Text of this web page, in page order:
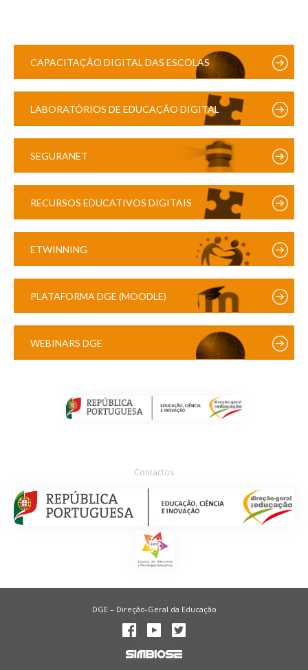
CAPACITAÇÃO DIGITAL DAS ESCOLAS
LABORATÓRIOS DE EDUCAÇÃO DIGITAL
SEGURANET
RECURSOS EDUCATIVOS DIGITAIS
ETWINNING
PLATAFORMA DGE (MOODLE)
WEBINARS DGE
Contactos
DGE – Direção-Geral da Educação